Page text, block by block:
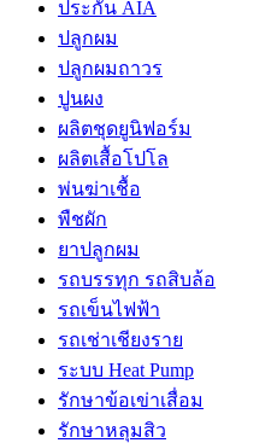
ประกัน AIA
ปลูกผม
ปลูกผมถาวร
ปูนผง
ผลิตชุดยูนิฟอร์ม
ผลิตเสื้อโปโล
พ่นฆ่าเชื้อ
พืชผัก
ยาปลูกผม
รถบรรทุก รถสิบล้อ
รถเข็นไฟฟ้า
รถเช่าเชียงราย
ระบบ Heat Pump
รักษาข้อเข่าเสื่อม
รักษาหลุมสิว